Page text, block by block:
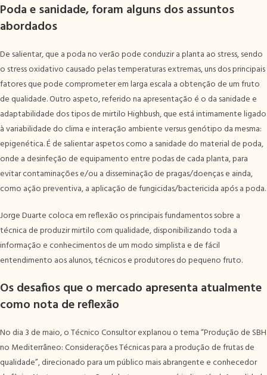
Poda e sanidade, foram alguns dos assuntos
abordados
De salientar, que a poda no verão pode conduzir a planta ao stress, sendo
o stress oxidativo causado pelas temperaturas extremas, uns dos principais
fatores que pode comprometer em larga escala a obtenção de um fruto
de qualidade. Outro aspeto, referido na apresentação é o da sanidade e
adaptabilidade dos tipos de mirtilo Highbush, que está intimamente ligado
à variabilidade do clima e interação ambiente versus genótipo da mesma:
epigenética. É de salientar aspetos como a sanidade do material de poda,
onde a desinfeção de equipamento entre podas de cada planta, para
evitar contaminações e/ou a disseminação de pragas/doenças e ainda,
como ação preventiva, a aplicação de fungicidas/bactericida após a poda.
Jorge Duarte coloca em reflexão os principais fundamentos sobre a
técnica de produzir mirtilo com qualidade, disponibilizando toda a
informação e conhecimentos de um modo simplista e de fácil
entendimento aos alunos, técnicos e produtores do pequeno fruto.
Os desafios que o mercado apresenta atualmente
como nota de reflexão
No dia 3 de maio, o Técnico Consultor explanou o tema “Produção de SBH
no Mediterrâneo: Considerações Técnicas para a produção de frutas de
qualidade”, direcionado para um público mais abrangente e conhecedor